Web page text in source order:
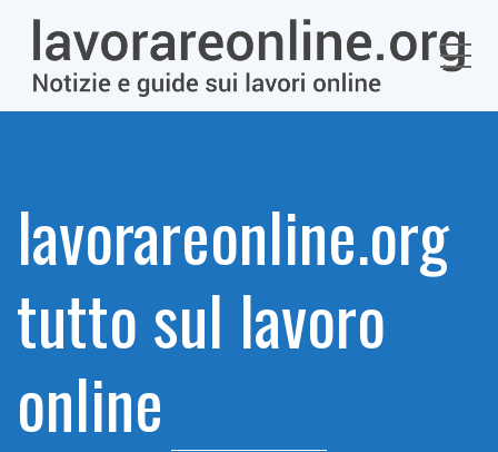
lavorareonline.org
tutto sul lavoro
online